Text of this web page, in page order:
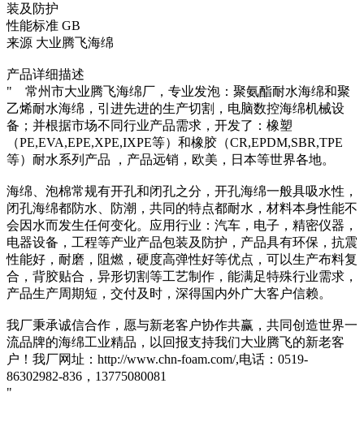
装及防护
性能标准 GB
来源 大业腾飞海绵
产品详细描述
" 常州市大业腾飞海绵厂，专业发泡：聚氨酯耐水海绵和聚
乙烯耐水海绵，引进先进的生产切割，电脑数控海绵机械设
备；并根据市场不同行业产品需求，开发了：橡塑
（PE,EVA,EPE,XPE,IXPE等）和橡胶（CR,EPDM,SBR,TPE
等）耐水系列产品 ，产品远销，欧美，日本等世界各地。
海绵、泡棉常规有开孔和闭孔之分，开孔海绵一般具吸水性，
闭孔海绵都防水、防潮，共同的特点都耐水，材料本身性能不
会因水而发生任何变化。应用行业：汽车，电子，精密仪器，
电器设备，工程等产业产品包装及防护，产品具有环保，抗震
性能好，耐磨，阻燃，硬度高弹性好等优点，可以生产布料复
合，背胶贴合，异形切割等工艺制作，能满足特殊行业需求，
产品生产周期短，交付及时，深得国内外广大客户信赖。
我厂秉承诚信合作，愿与新老客户协作共赢，共同创造世界一
流品牌的海绵工业精品，以回报支持我们大业腾飞的新老客
户！我厂网址：http://www.chn-foam.com/,电话：0519-
86302982-836，13775080081
"